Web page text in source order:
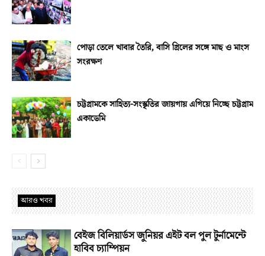
পোড়া তেলে খাবার তৈরি, বাসি গ্রিলের সঙ্গে মাছ ও মাংস
সংরক্ষণ
চট্টগ্রামকে সাহিত্য-সংস্কৃতির জায়গায় এগিয়ে নিচ্ছে চট্টগ্রাম
একাডেমি
আরও খবর
বেইজ বিলিয়ার্ডস জুনিয়র এইট বল পুল টুর্নামেন্টে
হাবিব চ্যাম্পিয়ন